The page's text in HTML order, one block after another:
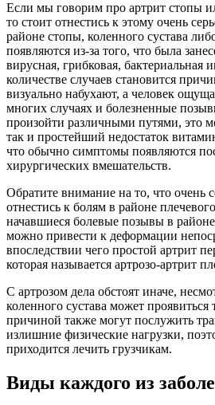
Если мы говорим про артрит стопы
то стоит отнестись к этому очень
районе стопы, коленного сустава
появляются из-за того, что была
вирусная, грибковая,
количестве случаев становится
визуально набухают, а человек
многих случаях и болезненные
произойти различными путями, это
так и простейший недостаток
что обычно симптомы появляются
хирургических вмешательств.
Обратите внимание на то, что очень
отнестись к болям в районе
начавшиеся болевые позывы в районе
можно привести к деформации
впоследствии чего простой артрит
которая называется артрозо-артрит
С артрозом дела обстоят иначе,
коленного сустава может
причиной также могут послужить
излишние физические нагрузки,
приходится лечить грузчикам.
Виды каждого из